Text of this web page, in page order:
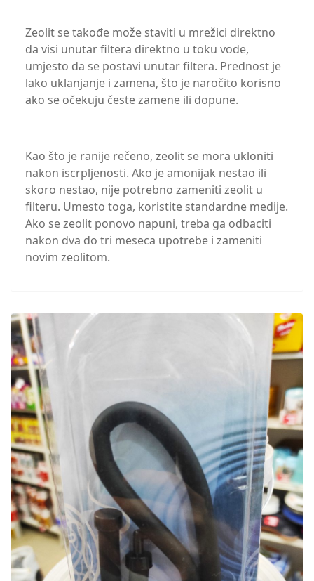
Zeolit se takođe može staviti u mrežici direktno
da visi unutar filtera direktno u toku vode,
umjesto da se postavi unutar filtera. Prednost je
lako uklanjanje i zamena, što je naročito korisno
ako se očekuju česte zamene ili dopune.
Kao što je ranije rečeno, zeolit se mora ukloniti
nakon iscrpljenosti. Ako je amonijak nestao ili
skoro nestao, nije potrebno zameniti zeolit u
filteru. Umesto toga, koristite standardne medije.
Ako se zeolit ponovo napuni, treba ga odbaciti
nakon dva do tri meseca upotrebe i zameniti
novim zeolitom.